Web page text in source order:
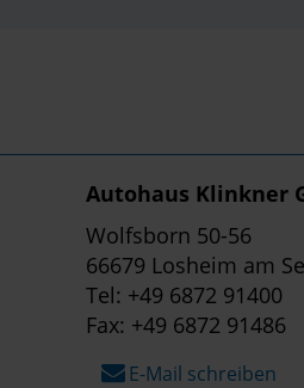
Autohaus Klinkner
Wolfsborn 50-56
66679 Losheim am
Tel: +49 6872 91400
Fax: +49 6872 91486
E-Mail schreiben